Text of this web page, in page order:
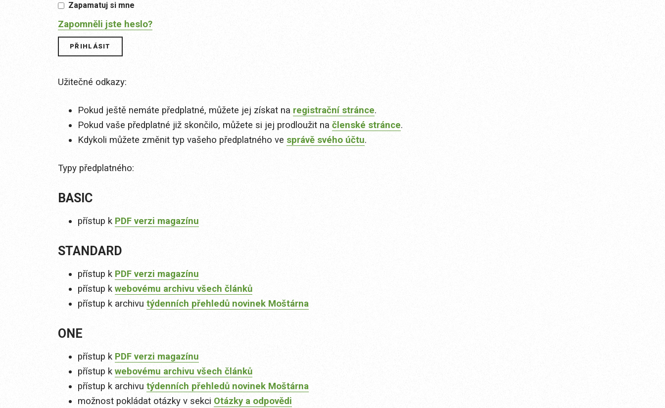
Zapamatuj si mne
Zapomněli jste heslo?
Užitečné odkazy:
Pokud ještě nemáte předplatné, můžete jej získat na registrační stránce.
Pokud vaše předplatné již skončilo, můžete si jej prodloužit na členské stránce.
Kdykoli můžete změnit typ vašeho předplatného ve správě svého účtu.
Typy předplatného:
BASIC
přístup k PDF verzi magazínu
STANDARD
přístup k PDF verzi magazínu
přístup k webovému archivu všech článků
přístup k archivu týdenních přehledů novinek Moštárna
ONE
přístup k PDF verzi magazínu
přístup k webovému archivu všech článků
přístup k archivu týdenních přehledů novinek Moštárna
možnost pokládat otázky v sekci Otázky a odpovědi